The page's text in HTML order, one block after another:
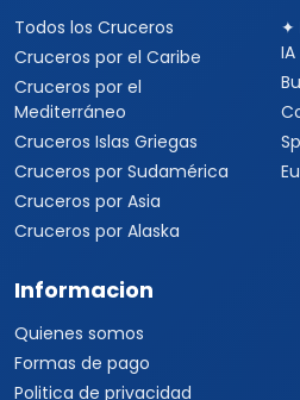
Todos los Cruceros
Cruceros por el Caribe
Cruceros por el
Mediterráneo
Cruceros Islas Griegas
Cruceros por Sudamérica
Cruceros por Asia
Cruceros por Alaska
✦
IA
Informacion
Quienes somos
Formas de pago
Politica de privacidad